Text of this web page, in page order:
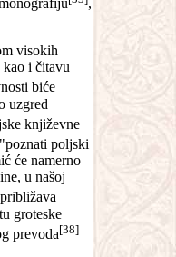
,
visokih
kao i čitavu
biće
uzgred
književne
poljski
će namerno
u našoj
groteske
prevoda[38]